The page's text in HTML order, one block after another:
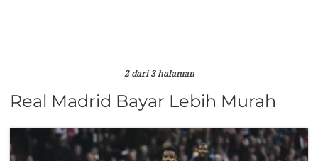
2 dari 3 halaman
Real Madrid Bayar Lebih Murah